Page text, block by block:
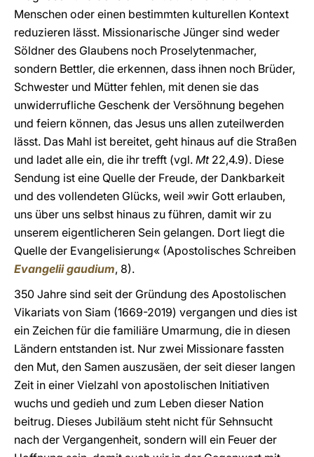
Menschen oder einen bestimmten kulturellen Kontext
reduzieren lässt. Missionarische Jünger sind weder
Söldner des Glaubens noch Proselytenmacher,
sondern Bettler, die erkennen, dass ihnen noch Brüder,
Schwester und Mütter fehlen, mit denen sie das
unwiderrufliche Geschenk der Versöhnung begehen
und feiern können, das Jesus uns allen zuteilwerden
lässt. Das Mahl ist bereitet, geht hinaus auf die Straßen
und ladet alle ein, die ihr trefft (vgl. Mt22,4.9). Diese
Sendung ist eine Quelle der Freude, der Dankbarkeit
und des vollendeten Glücks, weil »wir Gott erlauben,
uns über uns selbst hinaus zu führen, damit wir zu
unserem eigentlicheren Sein gelangen. Dort liegt die
Quelle der Evangelisierung« (Apostolisches Schreiben
Evangelii gaudium, 8).
350 Jahre sind seit der Gründung des Apostolischen
Vikariats von Siam (1669-2019) vergangen und dies ist
ein Zeichen für die familiäre Umarmung, die in diesen
Ländern entstanden ist. Nur zwei Missionare fassten
den Mut, den Samen auszusäen, der seit dieser langen
Zeit in einer Vielzahl von apostolischen Initiativen
wuchs und gedieh und zum Leben dieser Nation
beitrug. Dieses Jubiläum steht nicht für Sehnsucht
nach der Vergangenheit, sondern will ein Feuer der